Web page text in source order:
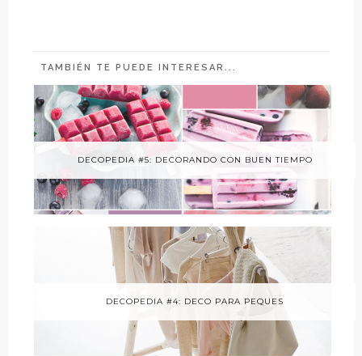
TAMBIÉN TE PUEDE INTERESAR...
DECOPEDIA #5: DECORANDO CON BUEN TIEMPO
DECOPEDIA #4: DECO PARA PEQUES